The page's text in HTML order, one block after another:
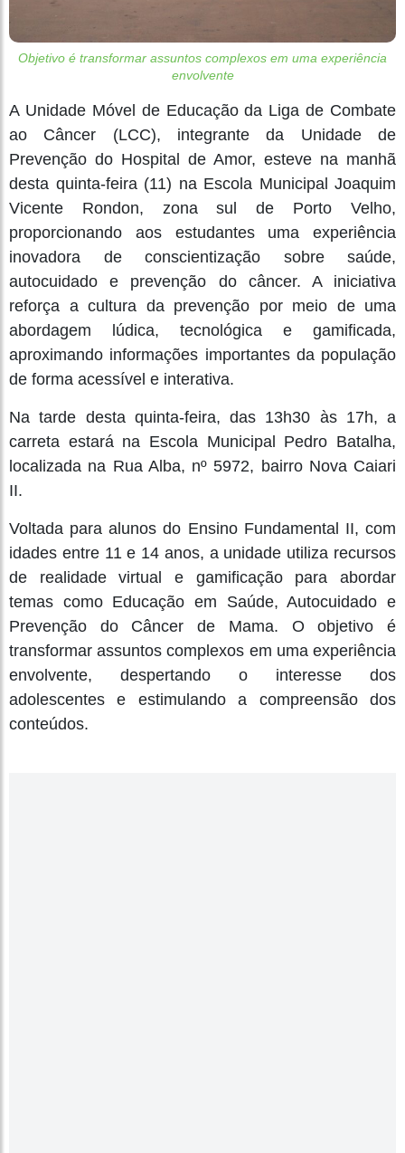
Objetivo é transformar assuntos complexos em uma experiência
envolvente
A Unidade Móvel de Educação da Liga de Combate
ao Câncer (LCC), integrante da Unidade de
Prevenção do Hospital de Amor, esteve na manhã
desta quinta-feira (11) na Escola Municipal Joaquim
Vicente Rondon, zona sul de Porto Velho,
proporcionando aos estudantes uma experiência
inovadora de conscientização sobre saúde,
autocuidado e prevenção do câncer. A iniciativa
reforça a cultura da prevenção por meio de uma
abordagem lúdica, tecnológica e gamificada,
aproximando informações importantes da população
de forma acessível e interativa.
Na tarde desta quinta-feira, das 13h30 às 17h, a
carreta estará na Escola Municipal Pedro Batalha,
localizada na Rua Alba, nº 5972, bairro Nova Caiari
II.
Voltada para alunos do Ensino Fundamental II, com
idades entre 11 e 14 anos, a unidade utiliza recursos
de realidade virtual e gamificação para abordar
temas como Educação em Saúde, Autocuidado e
Prevenção do Câncer de Mama. O objetivo é
transformar assuntos complexos em uma experiência
envolvente, despertando o interesse dos
adolescentes e estimulando a compreensão dos
conteúdos.